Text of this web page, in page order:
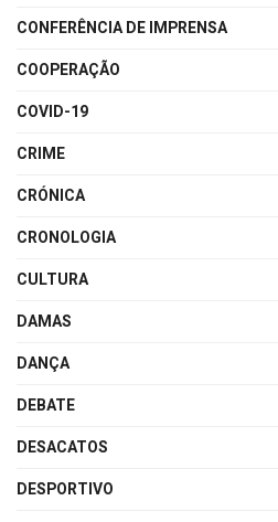
CONFERÊNCIA DE IMPRENSA
COOPERAÇÃO
COVID-19
CRIME
CRÓNICA
CRONOLOGIA
CULTURA
DAMAS
DANÇA
DEBATE
DESACATOS
DESPORTIVO